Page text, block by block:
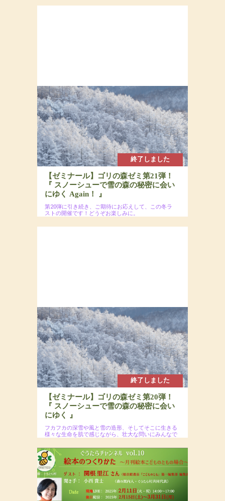
終了しました
【ゼミナール】ゴリの森ゼミ第21弾！
『 スノーシューで雪の森の秘密に会い
にゆく Again！ 』
第20弾に引き続き、ご期待にお応えして、この冬ラ
ストの開催です！どうぞお楽しみに。
2025年3月9日(日)
終了しました
【ゼミナール】ゴリの森ゼミ第20弾！
『 スノーシューで雪の森の秘密に会い
にゆく 』
フカフカの深雪や風と雪の造形、そしてそこに生きる
様々な生命を肌で感じながら、壮大な問いにみんなで
2025年2月16日(日)
場所：
参加費：参加費：15,000円（若者応援プロジェク
トにつき20代割引あるよ）・定員7名